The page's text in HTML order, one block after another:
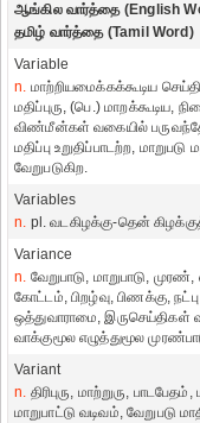
ஆங்கில வார்த்தை (English
தமிழ் வார்த்தை (Tamil Word)
Variable
n. மாற்றியமைக்கக்கூடிய
மதிப்புரு, (பெ.) மாறக்கூடிய,
விண்மீன்கள் வகையில்
மதிப்பு உறுதிப்பாடற்ற,
வேறுபடுகிற.
Variables
n. pl. வடகிழக்கு-தென்
Variance
n. வேறுபாடு, மாறுபாடு,
கோட்டம், பிறழ்வு, பிணக்கு,
ஒத்துவாராமை,
வாக்குமூல எழுத்துமூல
Variant
n. திரிபுரு, மாற்றுரு,
மாறுபாட்டு வடிவம், வேறுபடு